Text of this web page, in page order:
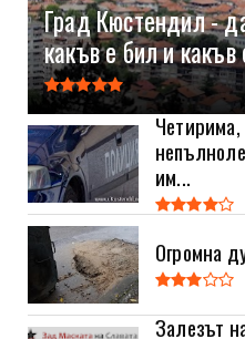
Град Кюстендил -
какъв е бил и
им...
Огромна
Залезът